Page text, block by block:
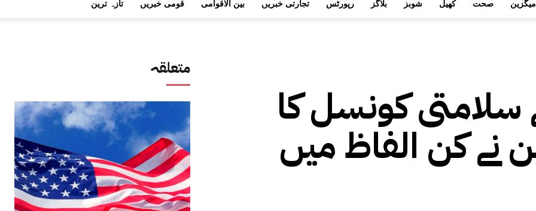
تازہ ترین قومی خبریں بین الاقوامی تجارتی خبریں رپورٹس بلاگز شوبز کھیل صحت میگزین
متعلقہ
سلامتی کونسل کا
نے کن الفاظ میں